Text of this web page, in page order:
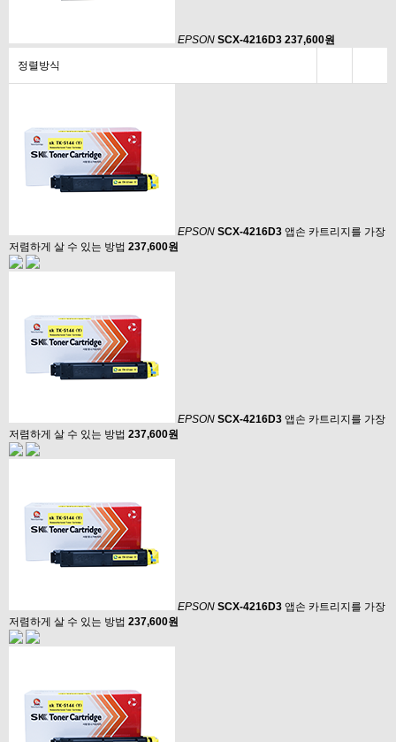
EPSON SCX-4216D3 237,600원
정렬방식
EPSON SCX-4216D3 앱손 카트리지를 가장
저렴하게 살 수 있는 방법 237,600원
EPSON SCX-4216D3 앱손 카트리지를 가장
저렴하게 살 수 있는 방법 237,600원
EPSON SCX-4216D3 앱손 카트리지를 가장
저렴하게 살 수 있는 방법 237,600원